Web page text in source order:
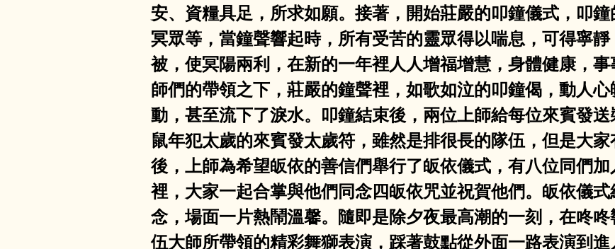
安、資糧具足，所求如願。接著，開始莊嚴的叩鐘儀式，叩
冥眾等，當鐘聲響起時，所有受苦的靈眾得以喘息，可得寧
被，使冥陽兩利，在新的一年裡人人增福增慧，身體健康，
師們的帶領之下，莊嚴的鐘聲裡，如歌如泣的叩鐘偈，動人
動，甚至流下了淚水。叩鐘結束後，兩位上師給每位來賓發
鼠年犯太歲的來賓發太歲符，雖然是排很長的隊伍，但是大
後，上師為希望皈依的善信們舉行了皈依儀式，有八位同們
裡，大家一起合掌與他們同念四皈依咒並祝賀他們。皈依儀
念，場面一片熱鬧溫馨。隨即是除夕夜最高潮的一刻，在咚
伍大師所帶領的精彩舞獅表演，踩著鼓點從外面一路表演到